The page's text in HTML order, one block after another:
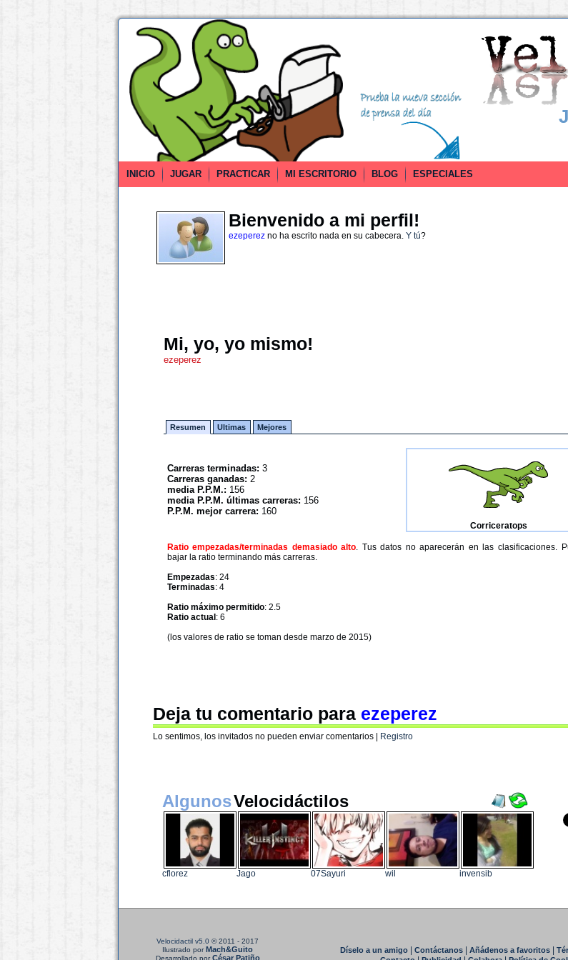
INICIO JUGAR PRACTICAR MI ESCRITORIO BLOG ESPECIALES
Bienvenido a mi perfil!
ezeperezno ha escrito nada en su cabecera. Y tú?
Mi, yo, yo mismo!
ezeperez
Resumen Ultimas Mejores
Carreras terminadas: 3
Carreras ganadas: 2
media P.P.M.: 156
media P.P.M. últimas carreras: 156
P.P.M. mejor carrera: 160
Corriceratops
Ratio empezadas/terminadas demasiado alto. Tus datos no aparecerán en las clasificaciones.
bajar la ratio terminando más carreras.
Empezadas: 24
Terminadas: 4
Ratio máximo permitido: 2.5
Ratio actual : 6
(los valores de ratio se toman desde marzo de 2015)
Deja tu comentario para ezeperez
Lo sentimos, los invitados no pueden enviar comentarios | Registro
AlgunosVelocidáctilos
cflorez Jago 07Sayuri wil invensib
Velocidactil v5.0 © 2011 - 2017
Ilustrado porMach&Guito
Desarrollado porCésar Patiño
Díselo a un amigo| Contáctanos| Añádenos a favoritos|